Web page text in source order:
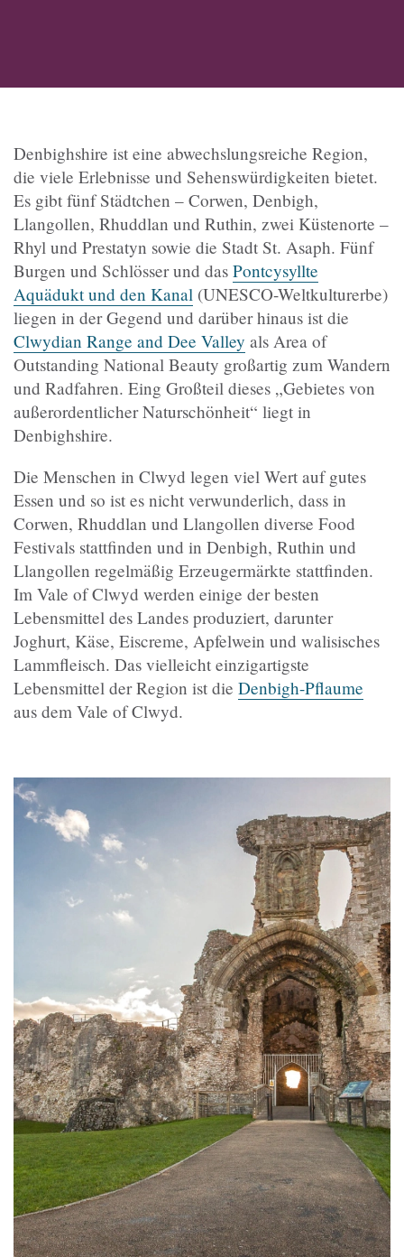
Denbighshire ist eine abwechslungsreiche Region,
die viele Erlebnisse und Sehenswürdigkeiten bietet.
Es gibt fünf Städtchen – Corwen, Denbigh,
Llangollen, Rhuddlan und Ruthin, zwei Küstenorte –
Rhyl und Prestatyn sowie die Stadt St. Asaph. Fünf
Burgen und Schlösser und das Pontcysyllte
Aquädukt und den Kanal (UNESCO-Weltkulturerbe)
liegen in der Gegend und darüber hinaus ist die
Clwydian Range and Dee Valley als Area of
Outstanding National Beauty großartig zum Wandern
und Radfahren. Eing Großteil dieses „Gebietes von
außerordentlicher Naturschönheit“ liegt in
Denbighshire.
Die Menschen in Clwyd legen viel Wert auf gutes
Essen und so ist es nicht verwunderlich, dass in
Corwen, Rhuddlan und Llangollen diverse Food
Festivals stattfinden und in Denbigh, Ruthin und
Llangollen regelmäßig Erzeugermärkte stattfinden.
Im Vale of Clwyd werden einige der besten
Lebensmittel des Landes produziert, darunter
Joghurt, Käse, Eiscreme, Apfelwein und walisisches
Lammfleisch. Das vielleicht einzigartigste
Lebensmittel der Region ist die Denbigh-Pflaume
aus dem Vale of Clwyd.